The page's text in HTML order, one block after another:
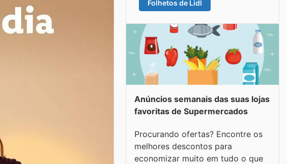
Folhetos de Lidl
Anúncios semanais das suas lojas
favoritas de Supermercados
Procurando ofertas? Encontre os
melhores descontos para
economizar muito em tudo o que